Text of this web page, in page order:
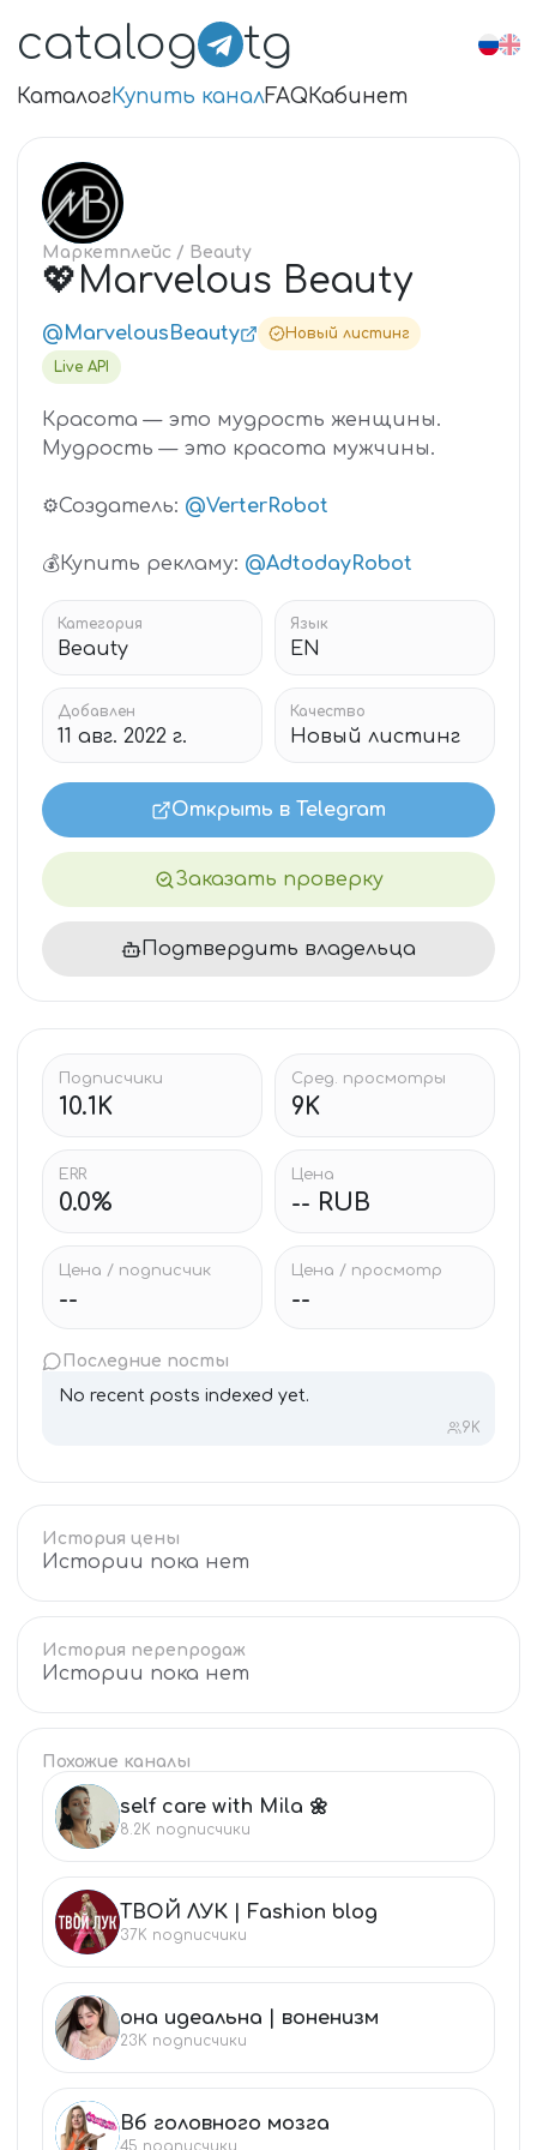
catalog tg
КаталогКупить каналFAQКабинет
💖
Маркетплейс / Beauty
💖Marvelous Beauty
@MarvelousBeauty
Новый листинг
Live API
Красота — это мудрость женщины.
Мудрость — это красота мужчины.
⚙️Создатель: @VerterRobot
💰Купить рекламу: @AdtodayRobot
Категория
Beauty
Язык
EN
Добавлен
11 авг. 2022 г.
Качество
Новый листинг
Открыть в Telegram
Заказать проверку
Подтвердить владельца
Подписчики
10.1K
Сред. просмотры
9K
ERR
0.0%
Цена
-- RUB
Цена / подписчик
--
Цена / просмотр
--
Последние посты
No recent posts indexed yet.
9K
История цены
Истории пока нет
История перепродаж
Истории пока нет
Похожие каналы
SE self care with Mila 🌼
8.2K подписчики
ТВ ТВОЙ ЛУК | Fashion blog
37K подписчики
ОН она идеальна | воненизм
23K подписчики
ВБ Вб головного мозга
45 подписчики